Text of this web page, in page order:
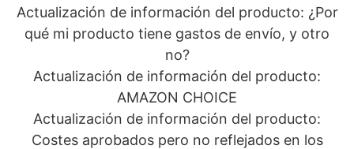
Actualización de información del producto: ¿Por
qué mi producto tiene gastos de envío, y otro
no?
Actualización de información del producto:
AMAZON CHOICE
Actualización de información del producto:
Costes aprobados pero no reflejados en los